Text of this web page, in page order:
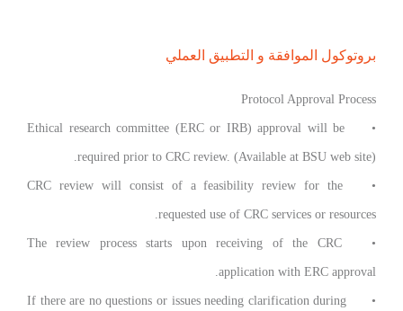
بروتوكول الموافقة و التطبيق العملي
Protocol Approval Process
•
Ethical research committee (ERC or IRB) approval will be
required prior to CRC review. (Available at BSU web site).
•
CRC review will consist of a feasibility review for the
requested use of CRC services or resources.
•
The review process starts upon receiving of the CRC
application with ERC approval.
•
If there are no questions or issues needing clarification during